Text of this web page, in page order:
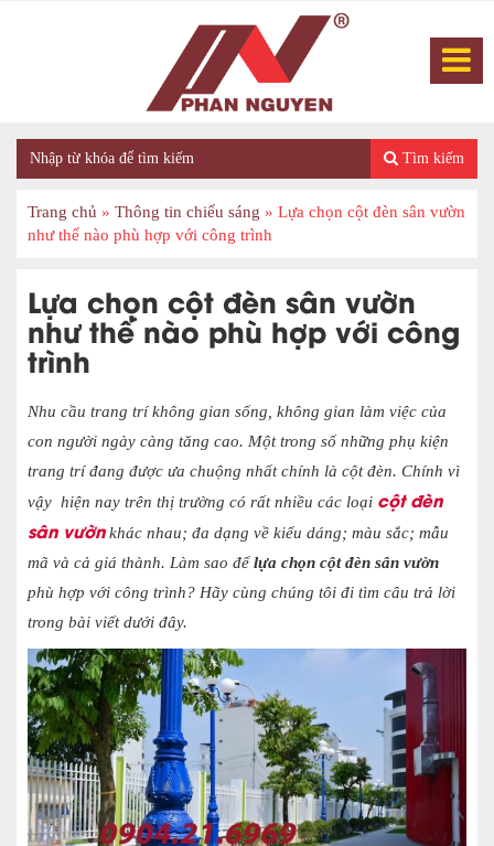
Tìm kiếm
Trang chủ » Thông tin chiếu sáng » Lựa chọn cột đèn sân vườn
như thế nào phù hợp với công trình
Lựa chọn cột đèn sân vườn
như thế nào phù hợp với công
trình
Nhu cầu trang trí không gian sống, không gian làm việc của
con người ngày càng tăng cao. Một trong số những phụ kiện
trang trí đang được ưa chuộng nhất chính là cột đèn. Chính vì
vậy hiện nay trên thị trường có rất nhiều các loại cột đèn
sân vườnkhác nhau; đa dạng về kiểu dáng; màu sắc; mẫu
mã và cả giá thành. Làm sao đểlựa chọn cột đèn sân vườn
phù hợp với công trình? Hãy cùng chúng tôi đi tìm câu trả lời
trong bài viết dưới đây.